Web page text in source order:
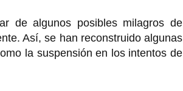
de algunos posibles milagros de
Así, se han reconstruido algunas
la suspensión en los intentos de